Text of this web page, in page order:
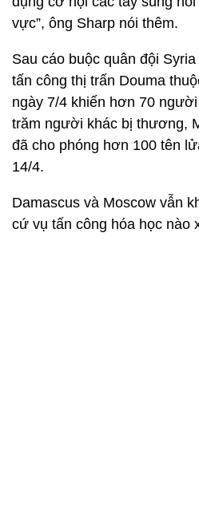
vực”, ông Sharp nói thêm.
Sau cáo buộc quân đội
tấn công thị trấn Douma
ngày 7/4 khiến hơn 70
trăm người khác bị thương,
đã cho phóng hơn 100 tên
14/4.
Damascus và Moscow vẫn
cứ vụ tấn công hóa học nào